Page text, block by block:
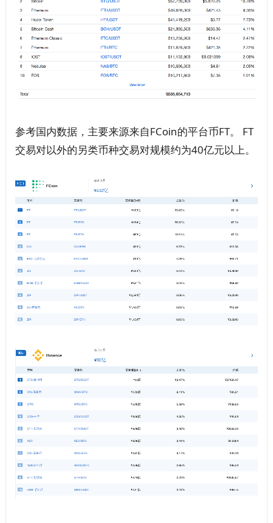
参考国内数据，主要来源来自FCoin的平台币FT。 FT
交易对以外的另类币种交易对规模约为40亿元以上。